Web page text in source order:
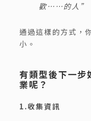
歡……的人”
通過這樣的方式，
小。
有類型後下一步
業呢？
1.收集資訊